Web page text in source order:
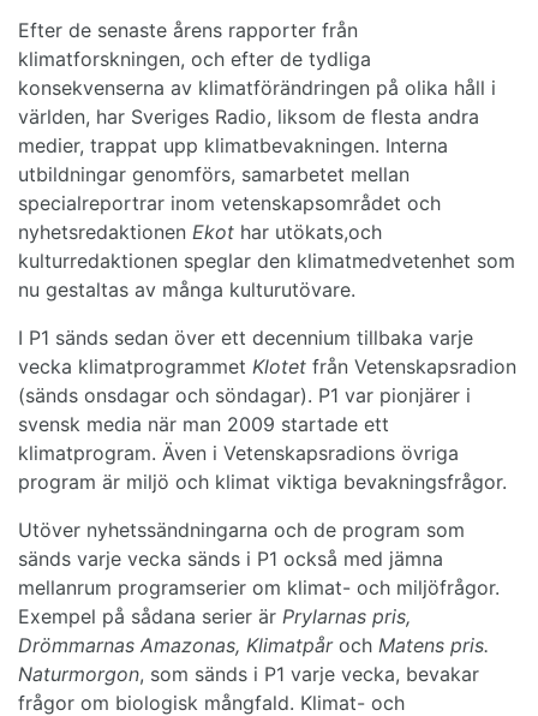
Efter de senaste årens rapporter från
klimatforskningen, och efter de tydliga
konsekvenserna av klimatförändringen på olika håll i
världen, har Sveriges Radio, liksom de flesta andra
medier, trappat upp klimatbevakningen. Interna
utbildningar genomförs, samarbetet mellan
specialreportrar inom vetenskapsområdet och
nyhetsredaktionen Ekot har utökats,och
kulturredaktionen speglar den klimatmedvetenhet som
nu gestaltas av många kulturutövare.
I P1 sänds sedan över ett decennium tillbaka varje
vecka klimatprogrammet Klotet från Vetenskapsradion
(sänds onsdagar och söndagar). P1 var pionjärer i
svensk media när man 2009 startade ett
klimatprogram. Även i Vetenskapsradions övriga
program är miljö och klimat viktiga bevakningsfrågor.
Utöver nyhetssändningarna och de program som
sänds varje vecka sänds i P1 också med jämna
mellanrum programserier om klimat- och miljöfrågor.
Exempel på sådana serier är Prylarnas pris,
Drömmarnas Amazonas, Klimatpåroch Matens pris.
Naturmorgon, som sänds i P1 varje vecka, bevakar
frågor om biologisk mångfald. Klimat- och